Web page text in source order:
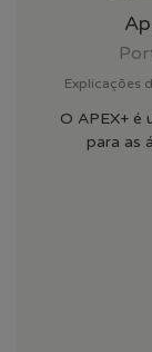
Explicações
O APEX+ é
para as